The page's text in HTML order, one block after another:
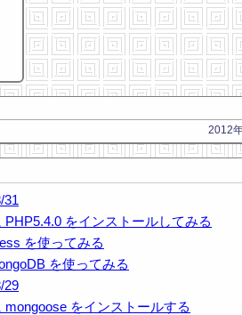
2012
31
PHP5.4.0 をインストールしてみる
を使ってみる
を使ってみる
29
mongoose をインストールする